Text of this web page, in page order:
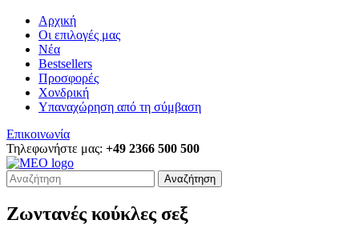
Αρχική
Οι επιλογές μας
Νέα
Bestsellers
Προσφορές
Χονδρική
Υπαναχώρηση από τη σύμβαση
Επικοινωνία
Τηλεφωνήστε μας: +49 2366 500 500
Αναζήτηση
Ζωντανές κούκλες σεξ